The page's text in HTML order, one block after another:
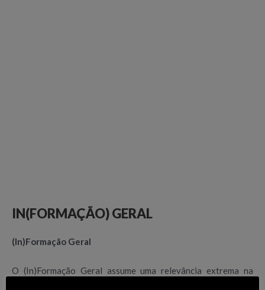
IN(FORMAÇÃO) GERAL
(In)Formação Geral
O (In)Formação Geral assume uma relevância extrema na